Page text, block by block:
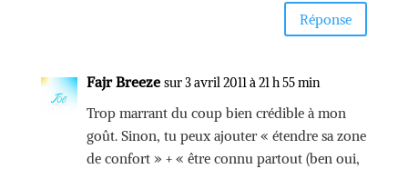
Réponse
Fajr Breeze sur 3 avril 2011 à 21 h 55 min
Trop marrant du coup bien crédible à mon
goût. Sinon, tu peux ajouter « étendre sa zone
de confort » + « être connu partout (ben oui,